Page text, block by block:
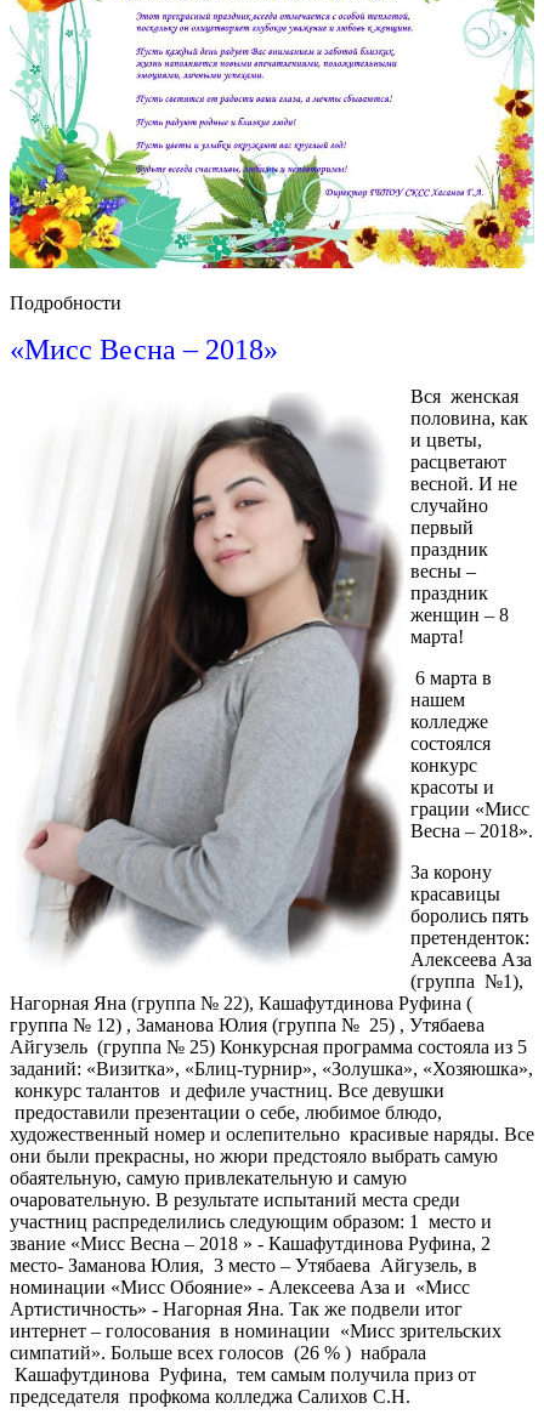
Подробности
«Мисс Весна – 2018»
Вся женская
половина, как
и цветы,
расцветают
весной. И не
случайно
первый
праздник
весны –
праздник
женщин – 8
марта!
6 марта в
нашем
колледже
состоялся
конкурс
красоты и
грации «Мисс
Весна – 2018».
За корону
красавицы
боролись пять
претенденток:
Алексеева Аза
(группа №1),
Нагорная Яна (группа № 22), Кашафутдинова Руфина (
группа № 12) , Заманова Юлия (группа № 25) , Утябаева
Айгузель (группа № 25) Конкурсная программа состояла из 5
заданий: «Визитка», «Блиц-турнир», «Золушка», «Хозяюшка»,
конкурс талантов и дефиле участниц. Все девушки
предоставили презентации о себе, любимое блюдо,
художественный номер и ослепительно красивые наряды. Все
они были прекрасны, но жюри предстояло выбрать самую
обаятельную, самую привлекательную и самую
очаровательную. В результате испытаний места среди
участниц распределились следующим образом: 1 место и
звание «Мисс Весна – 2018 » - Кашафутдинова Руфина, 2
место- Заманова Юлия, 3 место – Утябаева Айгузель, в
номинации «Мисс Обояние» - Алексеева Аза и «Мисс
Артистичность» - Нагорная Яна. Так же подвели итог
интернет – голосования в номинации «Мисс зрительских
симпатий». Больше всех голосов (26 % ) набрала
Кашафутдинова Руфина, тем самым получила приз от
председателя профкома колледжа Салихов С.Н.